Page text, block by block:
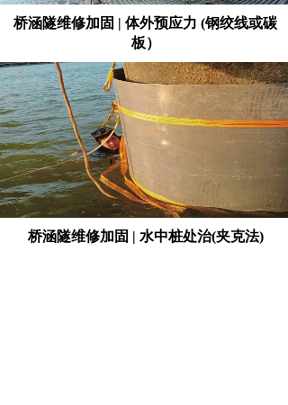
桥涵隧维修加固 | 体外预应力 (钢绞线或碳
板）
桥涵隧维修加固 | 水中桩处治(夹克法)